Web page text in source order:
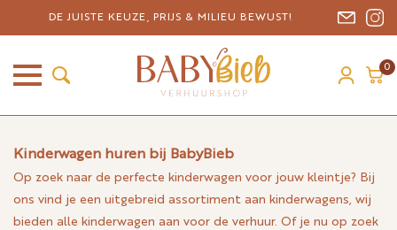
DE JUISTE KEUZE, PRIJS & MILIEU BEWUST!
0
Kinderwagen huren bij BabyBieb
Op zoek naar de perfecte kinderwagen voor jouw kleintje? Bij
ons vind je een uitgebreid assortiment aan kinderwagens, wij
bieden alle kinderwagen aan voor de verhuur. Of je nu op zoek